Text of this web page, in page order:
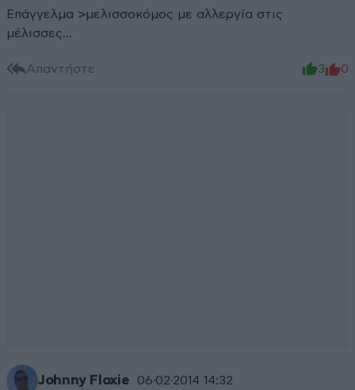
Επάγγελμα >μελισσοκόμος με αλλεργία στις
μέλισσες...
Απαντήστε 3 0
Johnny Floxie 06·02·2014 14:32